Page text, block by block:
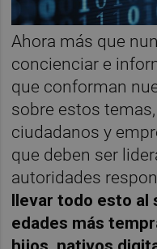
Ahora más que
concienciar e
que conforman
sobre estos
ciudadanos y
que deben ser
autoridades
llevar todo esto
edades más